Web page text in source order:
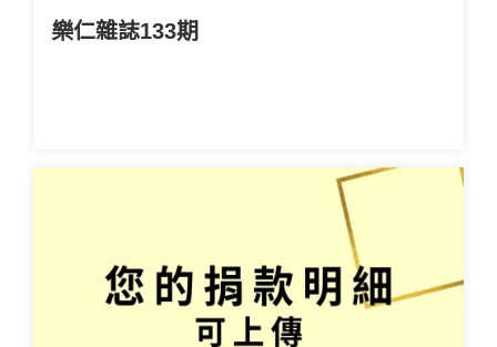
樂仁雜誌133期